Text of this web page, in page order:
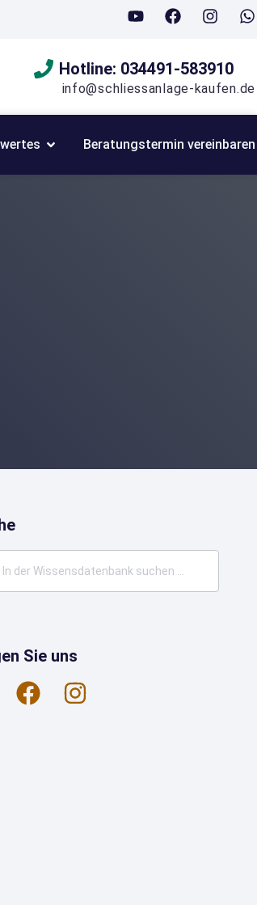
Hotline: 034491-583910
info@schliessanlage-kaufen.de
Beratungstermin vereinbaren
Sie uns